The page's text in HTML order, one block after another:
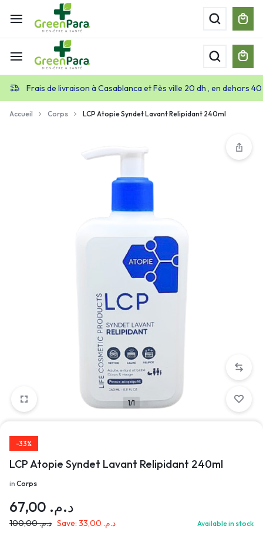
Frais de livraison à Casablanca et Fès ville 20 dh , en dehors
Accueil Corps LCP Atopie Syndet Lavant Relipidant 240ml
1/1
-33%
LCP Atopie Syndet Lavant Relipidant 240ml
in Corps
د.م.
د.م.100,00 Save: د.م. Available in stock